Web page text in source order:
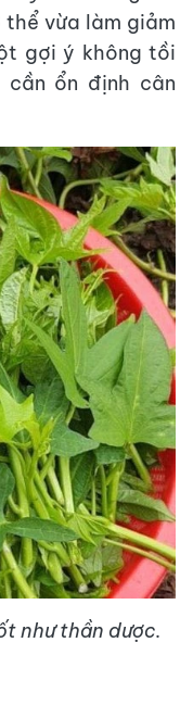
vừa làm giảm
gợi ý không tồi
ổn định cân
như thần dược.